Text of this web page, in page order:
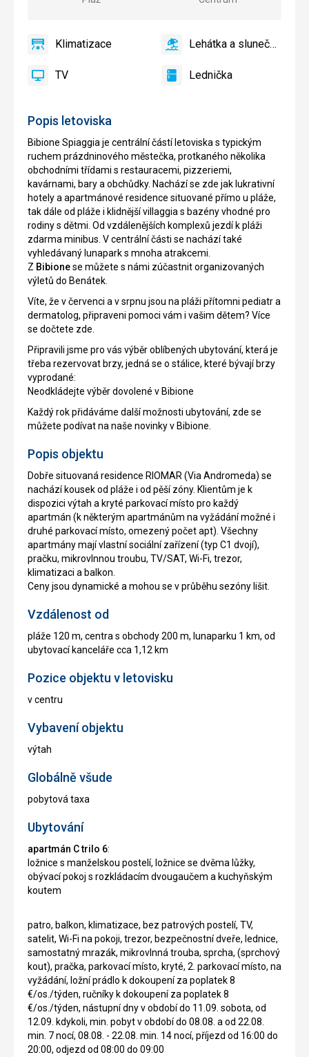
Popis letoviska
Bibione Spiaggia je centrální částí letoviska s typickým
ruchem prázdninového městečka, protkaného několika
obchodními třídami s restauracemi, pizzeriemi,
kavárnami, bary a obchůdky. Nachází se zde jak lukrativní
hotely a apartmánové residence situované přímo u pláže,
tak dále od pláže i klidnější villaggia s bazény vhodné pro
rodiny s dětmi. Od vzdálenějších komplexů jezdí k pláži
zdarma minibus. V centrální části se nachází také
vyhledávaný lunapark s mnoha atrakcemi.
Z Bibionese můžete s námi zúčastnit organizovaných
výletů do Benátek.
Víte, že v červenci a v srpnu jsou na pláži přítomni pediatr a
dermatolog, připraveni pomoci vám i vašim dětem? Více
se dočtete zde.
Připravili jsme pro vás výběr oblíbených ubytování, která je
třeba rezervovat brzy, jedná se o stálice, které bývají brzy
vyprodané:
Neodkládejte výběr dovolené v Bibione
Každý rok přidáváme další možnosti ubytování, zde se
můžete podívat na naše novinky v Bibione.
Popis objektu
Dobře situovaná residence RIOMAR (Via Andromeda) se
nachází kousek od pláže i od pěší zóny. Klientům je k
dispozici výtah a kryté parkovací místo pro každý
apartmán (k některým apartmánům na vyžádání možné i
druhé parkovací místo, omezený počet apt). Všechny
apartmány mají vlastní sociální zařízení (typ C1 dvojí),
pračku, mikrovlnnou troubu, TV/SAT, Wi-Fi, trezor,
klimatizaci a balkon.
Ceny jsou dynamické a mohou se v průběhu sezóny lišit.
Vzdálenost od
pláže 120 m, centra s obchody 200 m, lunaparku 1 km, od
ubytovací kanceláře cca 1,12 km
Pozice objektu v letovisku
v centru
Vybavení objektu
výtah
Globálně všude
pobytová taxa
Ubytování
apartmán C trilo 6:
ložnice s manželskou postelí, ložnice se dvěma lůžky,
obývací pokoj s rozkládacím dvougaučem a kuchyňským
koutem
patro, balkon, klimatizace, bez patrových postelí, TV,
satelit, Wi-Fi na pokoji, trezor, bezpečnostní dveře, lednice,
samostatný mrazák, mikrovlnná trouba, sprcha, (sprchový
kout), pračka, parkovací místo, kryté, 2. parkovací místo, na
vyžádání, ložní prádlo k dokoupení za poplatek 8
€/os./týden, ručníky k dokoupení za poplatek 8
€/os./týden, nástupní dny v období do 11.09. sobota, od
12.09. kdykoli, min. pobyt v období do 08.08. a od 22.08.
min. 7 nocí, 08.08. - 22.08. min. 14 nocí, příjezd od 16:00 do
20:00, odjezd od 08:00 do 09:00
Klimatizace
Klimatizace
ano
Lehátka
slunečníky
Lehátka a slunečníky na pláži zdarma
ano
TV TV
ano LedničkaLednička
ano